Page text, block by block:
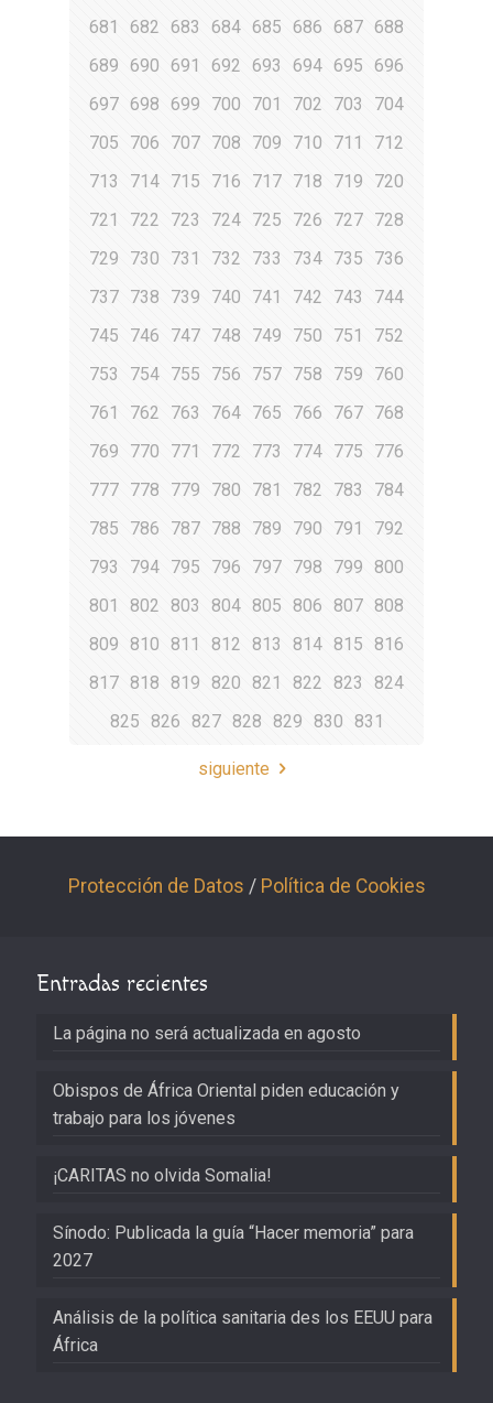
681
682 683 684 685 686 687 688
689
690 691 692 693 694 695
696
697 698 699 700 701 702 703
704
705
706 707 708 709 710 711
712
713
714 715 716 717 718 719
720
721
722 723 724 725 726 727 728
729
730 731 732 733 734 735
736
737 738 739 740 741 742 743
744
745
746 747 748 749 750 751
752
753
754 755 756 757 758 759
760
761
762 763 764 765 766 767 768
769
770 771 772 773 774 775
776
777 778 779 780 781 782 783
784
785
786 787 788 789 790 791
792
793
794 795 796 797 798 799
800
801
802 803 804 805 806 807 808
809
810 811 812 813 814 815
816
817 818 819 820 821 822 823
824
825
826 827 828 829 830 831
siguiente
Protección de Datos / Política de Cookies
Entradas recientes
La página no será actualizada en agosto
Obispos de África Oriental piden educación y
trabajo para los jóvenes
¡CARITAS no olvida Somalia!
Sínodo: Publicada la guía “Hacer memoria” para
2027
Análisis de la política sanitaria des los EEUU para
África